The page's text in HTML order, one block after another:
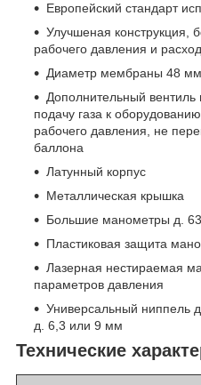
Европейский стандарт
Улучшеная конструкция,
рабочего давления и
Диаметр мембраны 48 мм
Дополнительный вентиль
подачу газа к
рабочего давления, не
баллона
Латунный корпус
Металлическая крышка
Большие манометры д.
Пластиковая защита
Лазерная нестираемая
параметров давления
Универсальный ниппель
д. 6,3 или 9 мм
Технические